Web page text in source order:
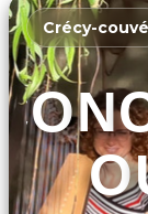
Crécy-couvé